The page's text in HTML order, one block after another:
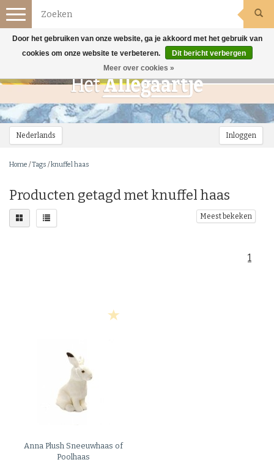
Nederlands Inloggen
Toggle
navigation
Home /Tags /knuffel haas
Producten getagd met knuffel haas
Meest bekeken
1
Anna PlushSneeuwhaas of
Poolhaas
Door het gebruiken van onze website, ga je akkoord met het gebruik van
cookies om onze website te verbeteren.
Dit bericht verbergen
Meer over cookies »